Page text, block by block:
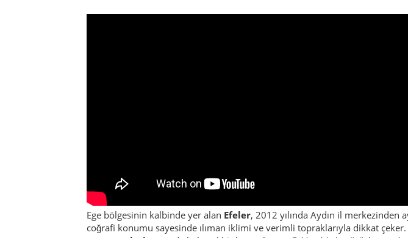
Ege bölgesinin kalbinde yer alan Efeler, 2012 yılında Aydın il
coğrafi konumu sayesinde ılıman iklimi ve verimli topraklarıyla dikkat çeker.